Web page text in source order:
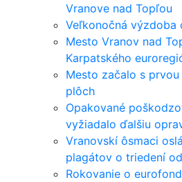
Vranove nad Topľou
Veľkonočná výzdoba
Mesto Vranov nad
Karpatského
Mesto začalo s
plôch
Opakované
vyžiadalo ďalšiu
Vranovskí ôsmaci
plagátov o triedení
Rokovanie o